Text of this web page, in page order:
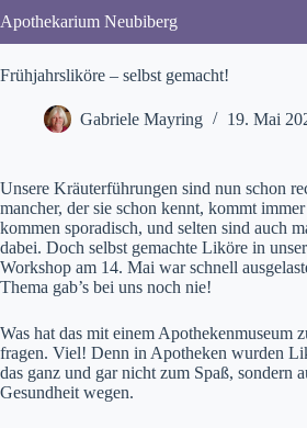
Inhalt
springen
Apothekarium Neubiberg
Frühjahrsliköre – selbst gemacht!
Gabriele Mayring 19. Mai
Unsere Kräuterführungen sind nun schon
mancher, der sie schon kennt, kommt
kommen sporadisch, und selten sind auch
dabei. Doch selbst gemachte Liköre in
Workshop am 14. Mai war schnell
Thema gab’s bei uns noch nie!
Was hat das mit einem Apothekenmuseum
fragen. Viel! Denn in Apotheken wurden
das ganz und gar nicht zum Spaß, sondern
Gesundheit wegen.